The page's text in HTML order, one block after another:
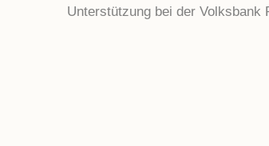
Unterstützung bei der Volksbank